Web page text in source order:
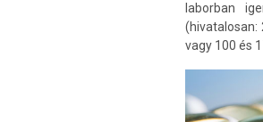
laborban
(hivatalosan:
vagy 100 és